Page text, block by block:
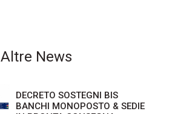
Altre News
DECRETO SOSTEGNI BIS
BANCHI MONOPOSTO & SEDIE